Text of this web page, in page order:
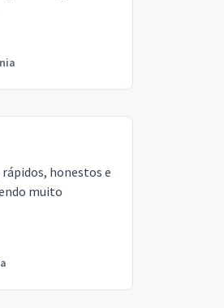
honestos e
muito